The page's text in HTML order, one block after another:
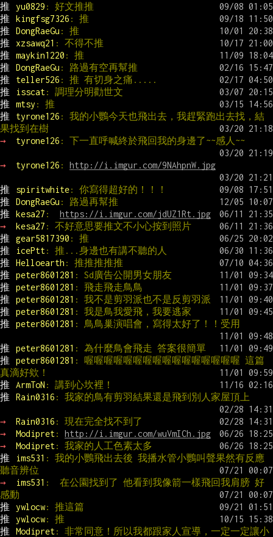
推
yu0829 : 好文推推
推
kingfsg7326 : 推
推
DongRaeGu : 推
推
xzsawq21 : 不得不推
推
maykin1220 : 推
推
DongRaeGu : 路過有空再幫推
推
teller526 : 推 有切身之痛.....
推
isscat: 調理分明勸世文
推
mtsy : 推
推
tyrone126 : 我的小鸚今天也飛出去，我趕緊跑出去找，結
果找到在樹
→
tyrone126 : 下一直呼喊終於飛回我的身邊了~~感人~~
→ tyrone126 : http://i.imgur.com/9NAhpnW.jpg
推 spiritwhite: 你寫得超好的！！！
推
DongRaeGu : 路過再幫推
推
kesa27 : https://i.imgur.com/jdUZ1Rt.jpg
→
kesa27 : 不好意思要推文不小心按到照片
推
gear5817390 : 推
推
icePtt: 推...身邊也有講不聽的人
推
Helloearth : 推推推推推
推
peter8601281 : Sd廣告公開男女朋友
推
peter8601281 : 飛走飛走鳥鳥
推
peter8601281 : 我不是剪羽派也不是反剪羽派
推
peter8601281 : 我是鳥我愛飛，我要逃家
推
peter8601281 : 鳥鳥巢演唱會，寫得太好了！！受用
推 peter8601281 : 為什麼鳥會飛走 答案很簡單
推
peter8601281 : 喔喔喔喔喔喔喔喔喔喔喔喔喔喔喔喔 這篇
真滴好欸！
推
ArmToN : 講到心坎裡！
推
Rain0316 : 我家的鳥有剪羽結果還是飛到別人家屋頂上
→ Rain0316 : 現在完全找不到了
→
Modipret: http://i.imgur.com/wuVmICh.jpg
→
Modipret: 我家的人工色素太多
推
ims531 : 我的小鸚飛出去後 我播水管小鸚叫聲果然有反應
聽音辨位
→
ims531 :  在公園找到了 他看到我像箭一樣飛回我肩膀 好
感動
推
ywlocw: 推這篇
推
ywlocw: 推
推
Modipret: 非常同意！所以我都跟家人宣導，一定一定讓小